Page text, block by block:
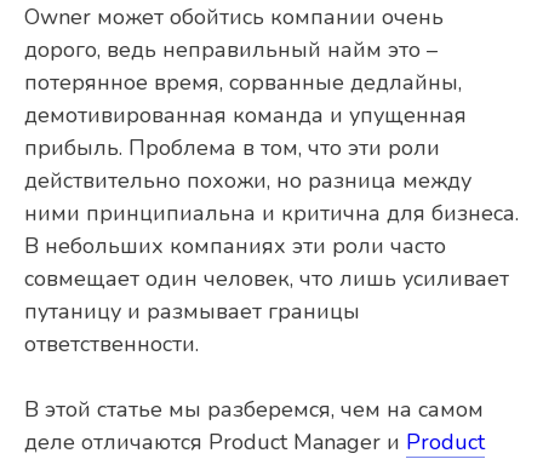
Owner может обойтись компании очень
дорого, ведь неправильный найм это –
потерянное время, сорванные дедлайны,
демотивированная команда и упущенная
прибыль. Проблема в том, что эти роли
действительно похожи, но разница между
ними принципиальна и критична для бизнеса.
В небольших компаниях эти роли часто
совмещает один человек, что лишь усиливает
путаницу и размывает границы
ответственности.
В этой статье мы разберемся, чем на самом
деле отличаются Product Manager и Product